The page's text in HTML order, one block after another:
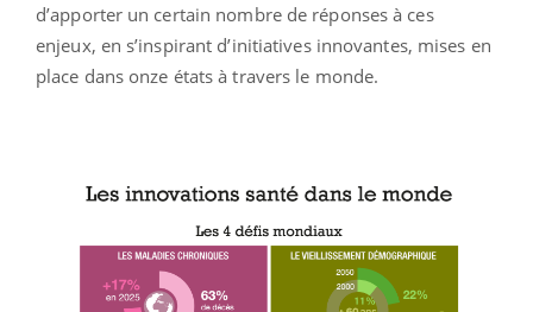
d’apporter un certain nombre de réponses à ces
enjeux, en s’inspirant d’initiatives innovantes, mises en
place dans onze états à travers le monde.